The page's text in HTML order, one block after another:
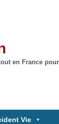
en France
Vie